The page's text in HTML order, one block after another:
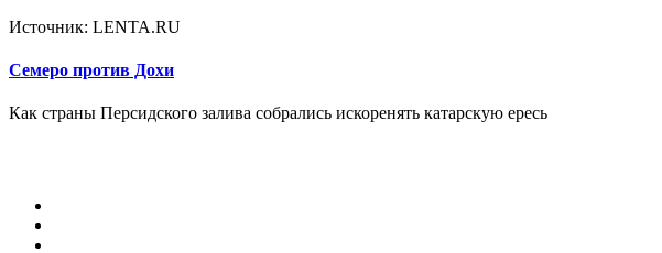
Источник: LENTA.RU
Семеро против Дохи
Как страны Персидского залива собрались искоренять катарскую ересь